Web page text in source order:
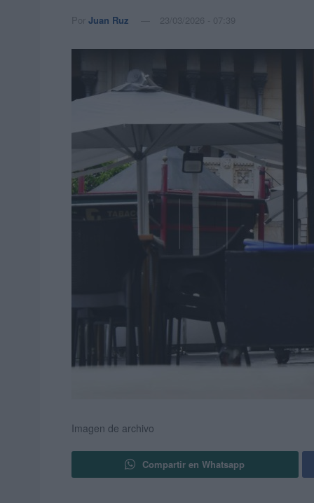
Por Juan Ruz 23/03/2026 - 07:39
Imagen de archivo
Compartir en Whatsapp